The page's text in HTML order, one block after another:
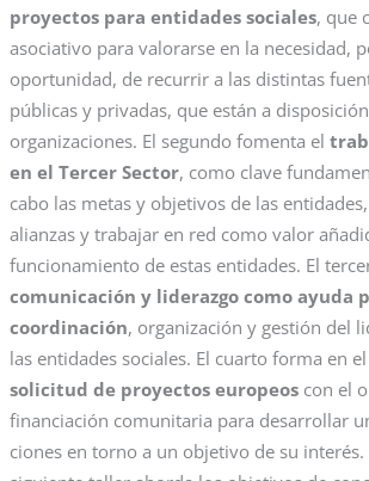
proyectos para entidades sociales, que
asociativo para valorarse en la necesidad,
oportunidad, de recurrir a las distintas
públicas y privadas, que están a
organizaciones. El segundo fomenta el
en el Tercer Sector, como clave
cabo las metas y objetivos de las
alianzas y trabajar en red como valor
funcionamiento de estas entidades. El
comunicación y liderazgo como ayuda
coordinación, organización y gestión del
las entidades sociales. El cuarto forma en el
solicitud de proyectos europeoscon el
financiación comunitaria para desarrollar
ciones en torno a un objetivo de su interés.